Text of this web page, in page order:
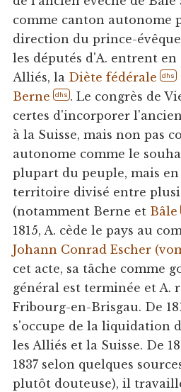
comme canton autonome
direction du prince-
les députés d'A. entrent en
Alliés, la Diète fédérale dhs
Berne
dhs . Le congrès de
certes d'incorporer
à la Suisse, mais non pas
autonome comme le
plupart du peuple, mais
territoire divisé entre
(notamment Berne et Bâle
1815, A. cède le pays au
Johann Conrad Escher
cet acte, sa tâche comme
général est terminée et A.
Fribourg-en-Brisgau. De
s'occupe de la liquidation
les Alliés et la Suisse. De
1837 selon quelques
plutôt douteuse), il